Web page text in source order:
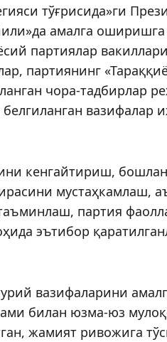
тўғрисида»ги
амалга
партиялар
партиянинг
чора-тадбирлар
вазифалар
кенгайтириш,
мус­таҳкамлаш,
партия
эътибор
вазифаларини
билан юзма-юз
жамият ривожига